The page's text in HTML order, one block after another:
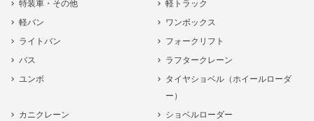
特装車・その他
軽トラック
軽バン
ワンボックス
ライトバン
フォークリフト
バス
ラフタークレーン
ユンボ
タイヤショベル（ホイールローダ
ー）
カニクレーン
ショベルローダー